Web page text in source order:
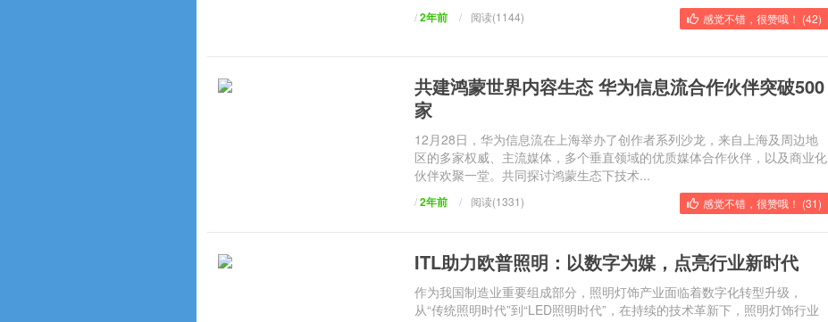
/2年前 / 感觉不错，很赞哦！ (42)
阅读(1144)
共建鸿蒙世界内容生态 华为信息流合作伙伴突破500
家
12月28日，华为信息流在上海举办了创作者系列沙龙，来自上海及周边地
区的多家权威、主流媒体，多个垂直领域的优质媒体合作伙伴，以及商业化
伙伴欢聚一堂。共同探讨鸿蒙生态下技术...
/2年前 / 感觉不错，很赞哦！ (31)
阅读(1331)
ITL助力欧普照明：以数字为媒，点亮行业新时代
作为我国制造业重要组成部分，照明灯饰产业面临着数字化转型升级，
从“传统照明时代”到“LED照明时代”，在持续的技术革新下，照明灯饰行业